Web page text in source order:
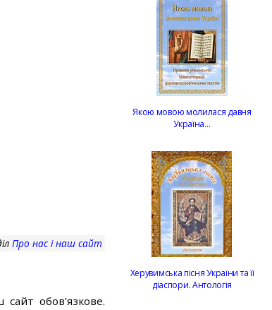
Про нас і наш сайт
обов’язкове.
Якою мовою молилася давня
Україна…
Херувимська пісня України та її
діаспори. Антологія